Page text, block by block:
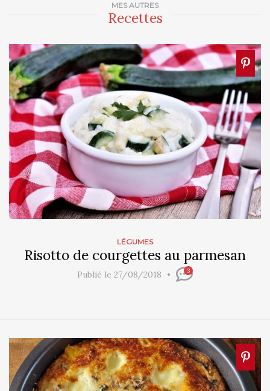
MES AUTRES
Recettes
LÉGUMES
Risotto de courgettes au parmesan
Publié le 27/08/2018 3